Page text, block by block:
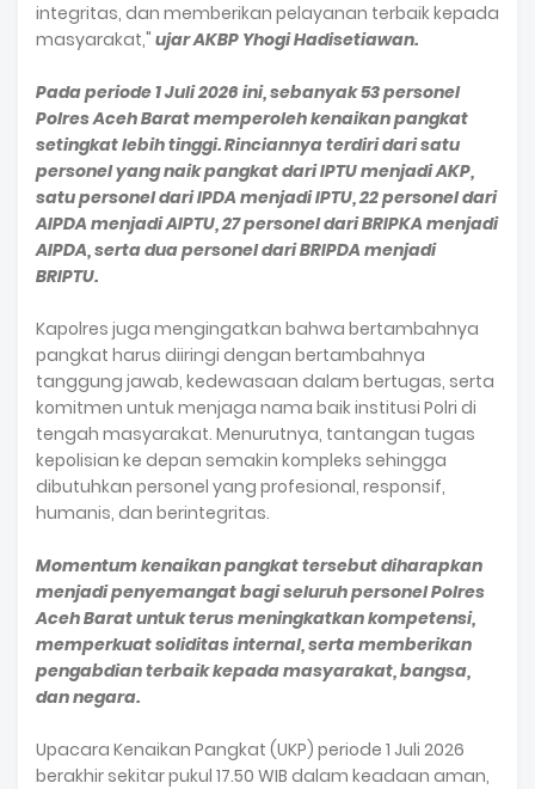
integritas, dan memberikan pelayanan terbaik kepada
masyarakat," ujar AKBP Yhogi Hadisetiawan.
Pada periode 1 Juli 2026 ini, sebanyak 53 personel
Polres Aceh Barat memperoleh kenaikan pangkat
setingkat lebih tinggi. Rinciannya terdiri dari satu
personel yang naik pangkat dari IPTU menjadi AKP,
satu personel dari IPDA menjadi IPTU, 22 personel dari
AIPDA menjadi AIPTU, 27 personel dari BRIPKA menjadi
AIPDA, serta dua personel dari BRIPDA menjadi
BRIPTU.
Kapolres juga mengingatkan bahwa bertambahnya
pangkat harus diiringi dengan bertambahnya
tanggung jawab, kedewasaan dalam bertugas, serta
komitmen untuk menjaga nama baik institusi Polri di
tengah masyarakat. Menurutnya, tantangan tugas
kepolisian ke depan semakin kompleks sehingga
dibutuhkan personel yang profesional, responsif,
humanis, dan berintegritas.
Momentum kenaikan pangkat tersebut diharapkan
menjadi penyemangat bagi seluruh personel Polres
Aceh Barat untuk terus meningkatkan kompetensi,
memperkuat soliditas internal, serta memberikan
pengabdian terbaik kepada masyarakat, bangsa,
dan negara.
Upacara Kenaikan Pangkat (UKP) periode 1 Juli 2026
berakhir sekitar pukul 17.50 WIB dalam keadaan aman,